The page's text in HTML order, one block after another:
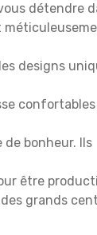
détendre
designs
confortables
bonheur. Ils
être
grands